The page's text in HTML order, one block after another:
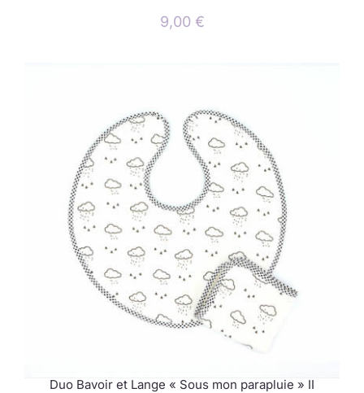
9,00 €
Duo Bavoir et Lange « Sous mon parapluie » II